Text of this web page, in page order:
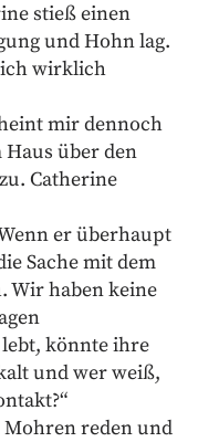
stieß einen
und Hohn lag.
wirklich
mir dennoch
über den
Catherine
er überhaupt
Sache mit dem
Wir haben keine
könnte ihre
und wer weiß,
reden und